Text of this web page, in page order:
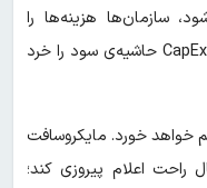
سازمان‌ها هزینه‌ها را
ناعادلانه می‌یابند و هزینه‌های سرسام‌آور CapEx حاشیه‌ی سود را خرد
خواهد خورد. مایکروسافت
اعلام پیروزی کند؛